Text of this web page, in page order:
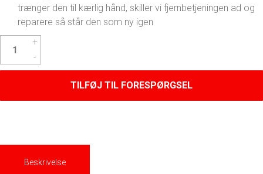
trænger den til kærlig hånd, skiller vi fjernbetjeningen ad og
reparere så står den som ny igen
Hyundai
Nøgle
TILFØJ TIL FORESPØRGSEL
Beskrivelse